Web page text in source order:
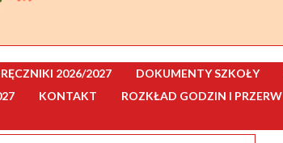
2026/2027 DOKUMENTY SZKOŁY
KONTAKT ROZKŁAD GODZIN I PRZERW